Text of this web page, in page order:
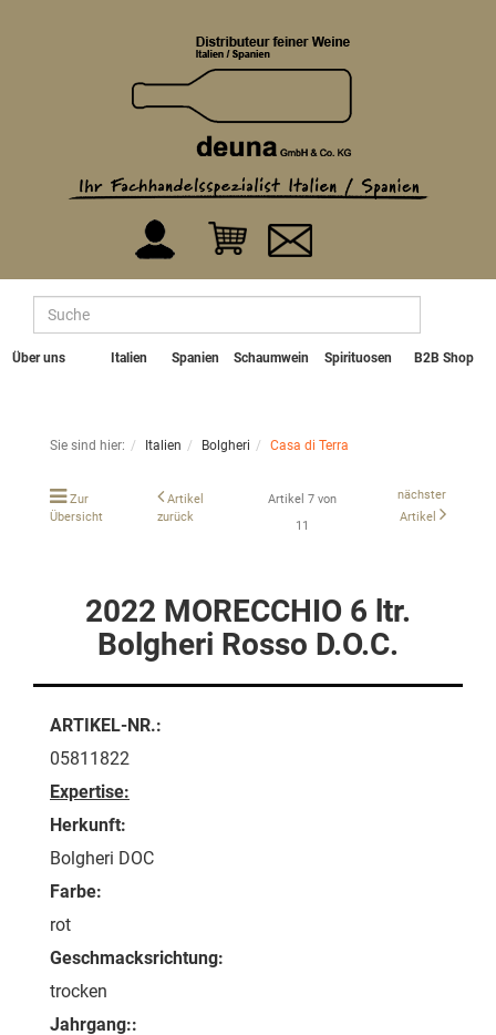
Über uns Italien Spanien Schaumwein Spirituosen B2B Shop
Sie sind hier: Italien Bolgheri Casa di Terra
Zur
Übersicht
Artikel
zurück
Artikel 7 von
11
nächster
Artikel
2022 MORECCHIO 6 ltr.
Bolgheri Rosso D.O.C.
ARTIKEL-NR.:
05811822
Expertise:
Herkunft:
Bolgheri DOC
Farbe:
rot
Geschmacksrichtung:
trocken
Jahrgang::